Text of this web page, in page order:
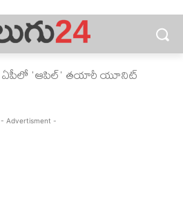
ఏపీలో 'ఆపిల్‌' తయారీ యూనిట్‌
- Advertisment -